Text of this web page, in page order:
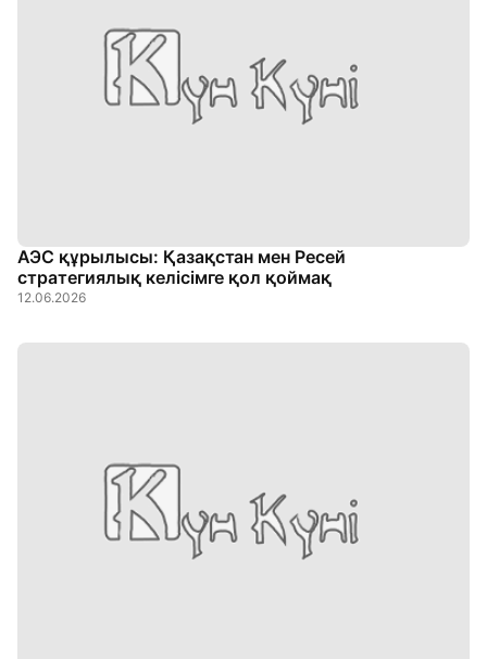
АЭС құрылысы: Қазақстан мен Ресей
стратегиялық келісімге қол қоймақ
12.06.2026